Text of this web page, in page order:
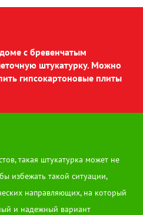
с бревенчатым
штукатурку. Можно
гипсокартоновые плиты
такая штукатурка может не
избежать такой ситуации,
направляющих, на который
и надежный вариант